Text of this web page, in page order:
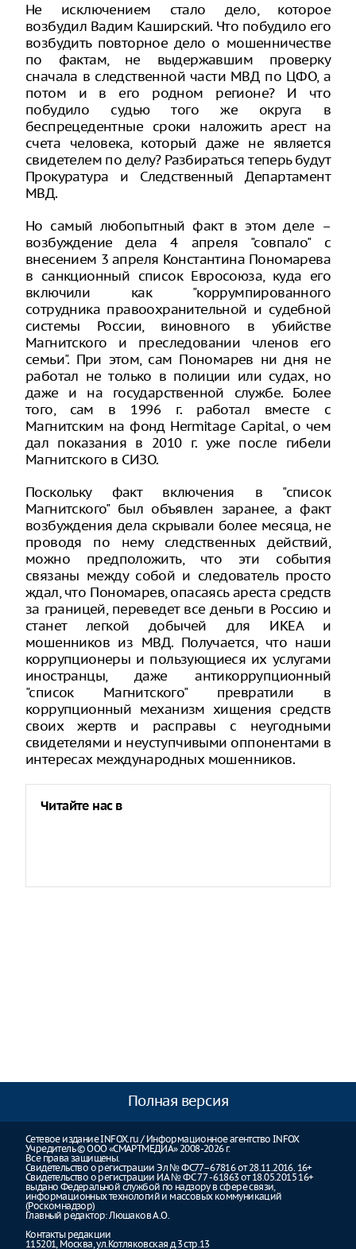
Не исключением стало дело, которое
возбудил Вадим Каширский. Что побудило его
возбудить повторное дело о мошенничестве
по фактам, не выдержавшим проверку
сначала в следственной части МВД по ЦФО, а
потом и в его родном регионе? И что
побудило судью того же округа в
беспрецедентные сроки наложить арест на
счета человека, который даже не является
свидетелем по делу? Разбираться теперь будут
Прокуратура и Следственный Департамент
МВД.
Но самый любопытный факт в этом деле –
возбуждение дела 4 апреля "совпало" с
внесением 3 апреля Константина Пономарева
в санкционный список Евросоюза, куда его
включили как "коррумпированного
сотрудника правоохранительной и судебной
системы России, виновного в убийстве
Магнитского и преследовании членов его
семьи". При этом, сам Пономарев ни дня не
работал не только в полиции или судах, но
даже и на государственной службе. Более
того, сам в 1996 г. работал вместе с
Магнитским на фонд Hermitage Capital, о чем
дал показания в 2010 г. уже после гибели
Магнитского в СИЗО.
Поскольку факт включения в "список
Магнитского" был объявлен заранее, а факт
возбуждения дела скрывали более месяца, не
проводя по нему следственных действий,
можно предположить, что эти события
связаны между собой и следователь просто
ждал, что Пономарев, опасаясь ареста средств
за границей, переведет все деньги в Россию и
станет легкой добычей для ИКЕА и
мошенников из МВД. Получается, что наши
коррупционеры и пользующиеся их услугами
иностранцы, даже антикоррупционный
"список Магнитского" превратили в
коррупционный механизм хищения средств
своих жертв и расправы с неугодными
свидетелями и неуступчивыми оппонентами в
интересах международных мошенников.
Читайте нас в
Полная версия
Сетевое издание INFOX.ru / Информационное агентство INFOX
Учредитель © ООО «СМАРТМЕДИА» 2008-2026 г.
Все права защищены.
Свидетельство о регистрации Эл № ФС77–67816 от 28.11.2016. 16+
Свидетельство о регистрации ИА № ФС 77 - 61863 от 18.05.2015 16+
выдано Федеральной службой по надзору в сфере связи,
информационных технологий и массовых коммуникаций
(Роскомнадзор)
Главный редактор: Люшаков А.О.
Контакты редакции
115201, Москва, ул.Котляковская д.3 стр.13